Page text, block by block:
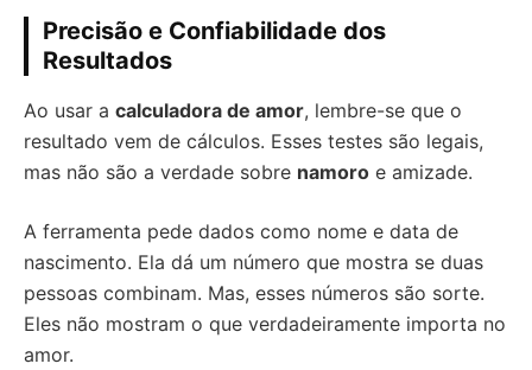
Precisão e Confiabilidade dos
Resultados
Ao usar a calculadora de amor, lembre-se que o
resultado vem de cálculos. Esses testes são legais,
mas não são a verdade sobre namoro e amizade.
A ferramenta pede dados como nome e data de
nascimento. Ela dá um número que mostra se duas
pessoas combinam. Mas, esses números são sorte.
Eles não mostram o que verdadeiramente importa no
amor.